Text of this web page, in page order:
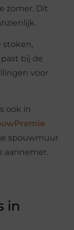
zomer. Dit
stoken,
bij de
voor
ook in
spouwmuur
aannemer.
in